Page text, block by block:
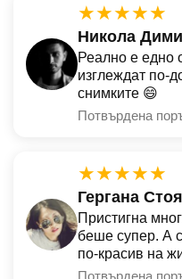
★★★★★
Никола
Реално е едно
изглеждат по-
снимките 😄
Потвърдена
★★★★★
Гергана
Пристигна
беше супер. А
по-красив на
Потвърдена